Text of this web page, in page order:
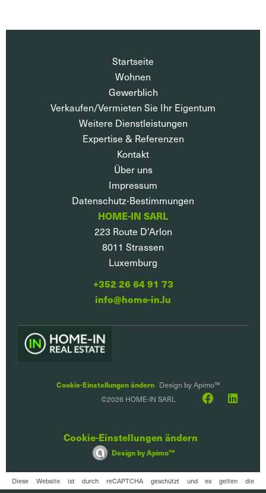
Startseite
Wohnen
Gewerblich
Verkaufen/Vermieten Sie Ihr Eigentum
Weitere Dienstleistungen
Expertise & Referenzen
Kontakt
Über uns
Impressum
Datenschutz-Bestimmungen
HOME-IN SARL
223 Route D'Arlon
8011 Strassen
Luxemburg
+352 26 64 91 73
info@home-in.lu
Cookie-Einstellungen ändern Design byApimo™
©2026 HOME-IN SARL
Cookie-Einstellungen ändern
Design byApimo™
Diese Website ist durch reCAPTCHA geschützt und es gelten die